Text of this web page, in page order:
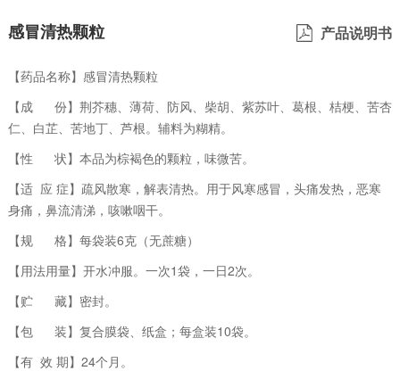
感冒清热颗粒 产品说明书
【药品名称】感冒清热颗粒
【成 份】荆芥穗、薄荷、防风、柴胡、紫苏叶、葛根、桔梗、苦杏
仁、白芷、苦地丁、芦根。辅料为糊精。
【性 状】本品为棕褐色的颗粒，味微苦。
【适 应 症】疏风散寒，解表清热。用于风寒感冒，头痛发热，恶寒
身痛，鼻流清涕，咳嗽咽干。
【规 格】每袋装6克（无蔗糖）
【用法用量】开水冲服。一次1袋，一日2次。
【贮 藏】密封。
【包 装】复合膜袋、纸盒；每盒装10袋。
【有 效 期】24个月。